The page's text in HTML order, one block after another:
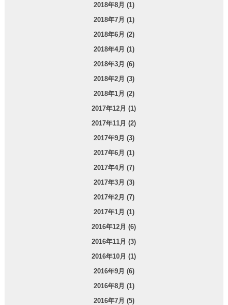
2018年8月 (1)
2018年7月 (1)
2018年6月 (2)
2018年4月 (1)
2018年3月 (6)
2018年2月 (3)
2018年1月 (2)
2017年12月 (1)
2017年11月 (2)
2017年9月 (3)
2017年6月 (1)
2017年4月 (7)
2017年3月 (3)
2017年2月 (7)
2017年1月 (1)
2016年12月 (6)
2016年11月 (3)
2016年10月 (1)
2016年9月 (6)
2016年8月 (1)
2016年7月 (5)